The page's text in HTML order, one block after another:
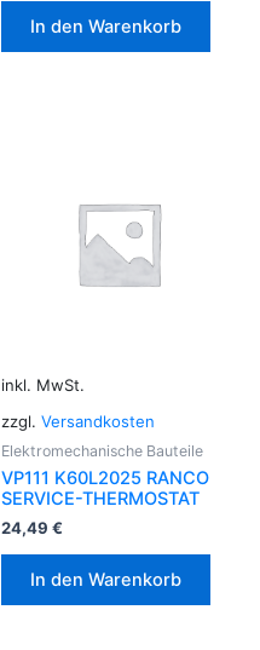
In den Warenkorb
inkl. MwSt.
zzgl. Versandkosten
Elektromechanische Bauteile
VP111 K60L2025 RANCO
SERVICE-THERMOSTAT
24,49 €
In den Warenkorb